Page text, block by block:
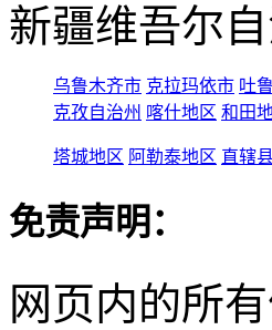
新疆维吾尔
乌鲁木齐市 克拉玛依市 吐
克孜自治州 喀什地区 和田
塔城地区 阿勒泰地区 直辖
免责声明：
网页内的所